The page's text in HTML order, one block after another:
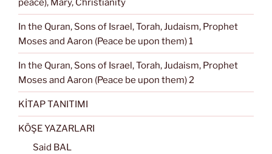
In the Quran, Sons of Israel, Torah, Judaism, Prophet
Moses and Aaron (Peace be upon them) 1
In the Quran, Sons of Israel, Torah, Judaism, Prophet
Moses and Aaron (Peace be upon them) 2
KİTAP TANITIMI
KÖŞE YAZARLARI
Said BAL